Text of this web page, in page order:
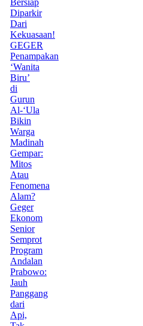
Diparkir
Dari
Kekuasaan!
GEGER
Penampakan
‘Wanita
Biru’
di
Gurun
Al-‘Ula
Bikin
Warga
Madinah
Gempar:
Mitos
Atau
Fenomena
Alam?
Geger
Ekonom
Senior
Semprot
Program
Andalan
Prabowo:
Jauh
Panggang
dari
Api,